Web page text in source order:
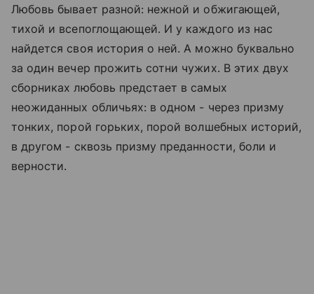
Любовь бывает разной: нежной и обжигающей,
тихой и всепоглощающей. И у каждого из нас
найдется своя история о ней. А можно буквально
за один вечер прожить сотни чужих. В этих двух
сборниках любовь предстает в самых
неожиданных обличьях: в одном - через призму
тонких, порой горьких, порой волшебных историй,
в другом - сквозь призму преданности, боли и
верности.